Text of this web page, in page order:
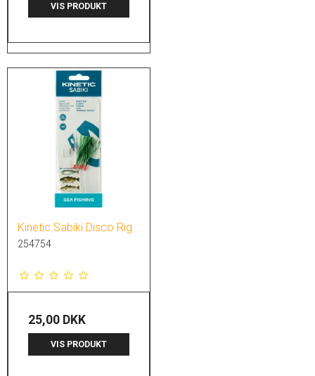
VIS PRODUKT
Kinetic Sabiki Disco Rig
254754
25,00 DKK
VIS PRODUKT